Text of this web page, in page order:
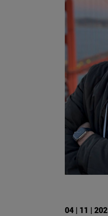
04 | 11 |